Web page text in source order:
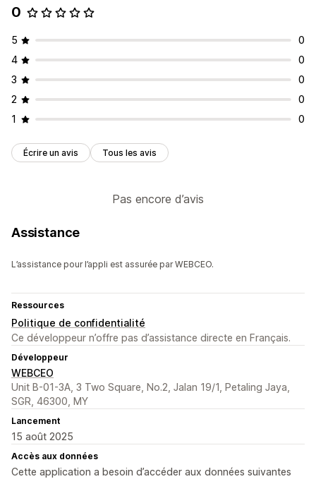
0
5
0
4
0
3
0
2
0
1
0
Écrire un avis Tous les avis
Pas encore d’avis
Assistance
L’assistance pour l’appli est assurée par WEBCEO.
Ressources
Politique de confidentialité
Ce développeur n’offre pas d’assistance directe en Français.
Développeur
WEBCEO
Unit B-01-3A, 3 Two Square, No.2, Jalan 19/1, Petaling Jaya,
SGR, 46300, MY
Lancement
15 août 2025
Accès aux données
Cette application a besoin d’accéder aux données suivantes